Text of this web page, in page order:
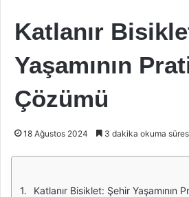
Katlanır
Yaşamının
Çözümü
18 Ağustos 2024 3 dakika okuma
Katlanır Bisiklet: Şehir Yaşamının